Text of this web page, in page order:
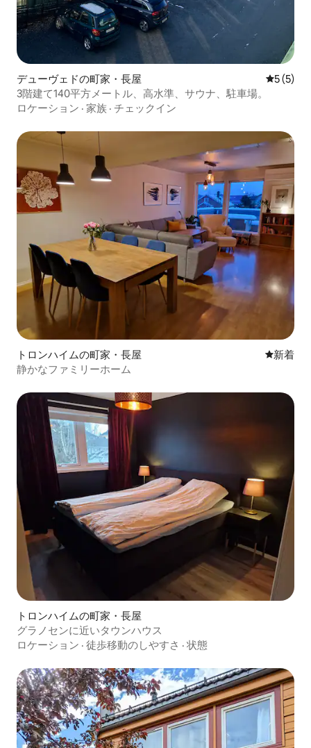
デューヴェドの町家・長屋 レビュー
5 (5)
3階建て140平方メートル、高水準、サウナ、駐車場。
ロケーション · 家族 · チェックイン
トロンハイムの町家・長屋 新しい宿
新着
静かなファミリーホーム
トロンハイムの町家・長屋
グラノセンに近いタウンハウス
ロケーション · 徒歩移動のしやすさ · 状態